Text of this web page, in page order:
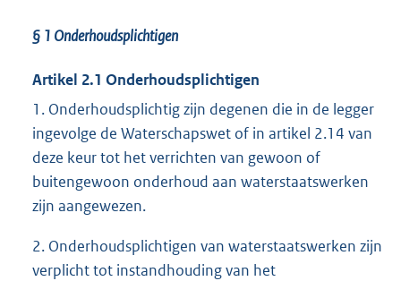
§ 1 Onderhoudsplichtigen
Artikel 2.1 Onderhoudsplichtigen
1. Onderhoudsplichtig zijn degenen die in de legger
ingevolge de Waterschapswet of in artikel 2.14 van
deze keur tot het verrichten van gewoon of
buitengewoon onderhoud aan waterstaatswerken
zijn aangewezen.
2. Onderhoudsplichtigen van waterstaatswerken zijn
verplicht tot instandhouding van het